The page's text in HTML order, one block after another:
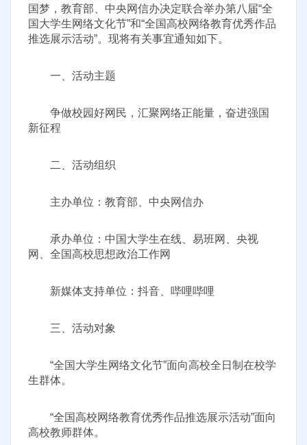
国梦，教育部、中央网信办决定联合举办第八届“全
国大学生网络文化节”和“全国高校网络教育优秀作品
推选展示活动”。现将有关事宜通知如下。
一、活动主题
争做校园好网民，汇聚网络正能量，奋进强国
新征程
二、活动组织
主办单位：教育部、中央网信办
承办单位：中国大学生在线、易班网、央视
网、全国高校思想政治工作网
新媒体支持单位：抖音、哔哩哔哩
三、活动对象
“全国大学生网络文化节”面向高校全日制在校学
生群体。
“全国高校网络教育优秀作品推选展示活动”面向
高校教师群体。